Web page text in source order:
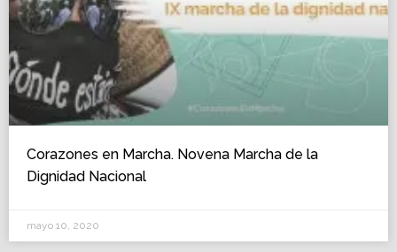
Corazones en Marcha. Novena Marcha de la
Dignidad Nacional
mayo 10, 2020